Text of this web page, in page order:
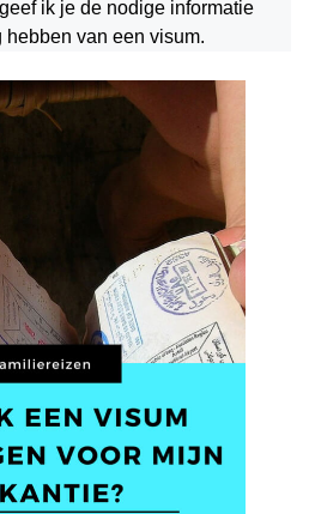
ik je de nodige informatie
van een visum.